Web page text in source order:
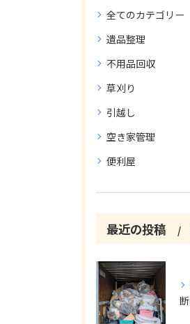
全てのカテゴリー
遺品整理
不用品回収
草刈り
引越し
空き家管理
便利屋
最近の投稿